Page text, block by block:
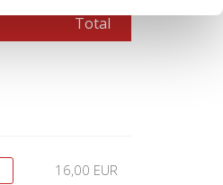
Total
16,00 EUR